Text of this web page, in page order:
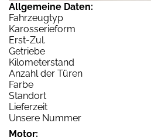
Allgemeine Daten:
Fahrzeugtyp
Karosserieform
Erst-Zul.
Getriebe
Kilometerstand
Anzahl der Türen
Farbe
Standort
Lieferzeit
Unsere Nummer
Motor: